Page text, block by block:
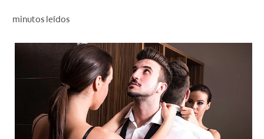
PARA PROFESIONALES
CUPONES
CO (ES)
minutos leídos